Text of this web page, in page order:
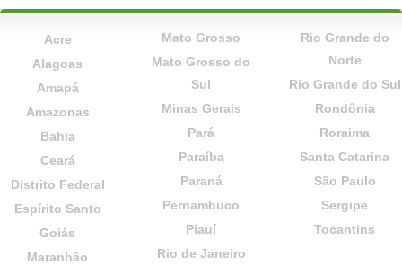
Acre
Alagoas
Amapá
Amazonas
Bahia
Ceará
Distrito Federal
Espírito Santo
Goiás
Maranhão
Mato Grosso
Mato Grosso do
Sul
Minas Gerais
Pará
Paraíba
Paraná
Pernambuco
Piauí
Rio de Janeiro
Rio Grande do
Norte
Rio Grande do Sul
Rondônia
Roraima
Santa Catarina
São Paulo
Sergipe
Tocantins